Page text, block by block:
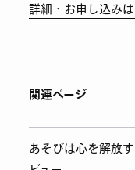
詳細・お申し込み
関連ページ
あそびは心を解放